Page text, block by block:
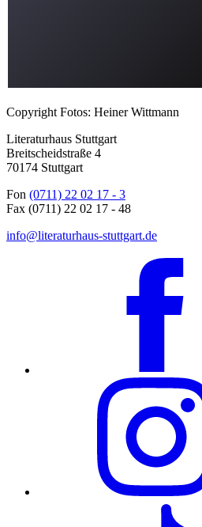
Copyright Fotos: Heiner Wittmann
Literaturhaus Stuttgart
Breitscheidstraße 4
70174 Stuttgart
Fon (0711) 22 02 17 - 3
Fax (0711) 22 02 17 - 48
info@literaturhaus-stuttgart.de